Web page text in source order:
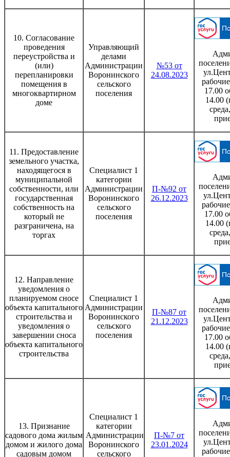
10. Согласование
проведения
переустройства и
(или)
перепланировки
помещения в
многоквартирном
доме
Управляющий
делами
Администрации
Воронинского
сельского
поселения
№53 от
24.08.2023
17.00
14.00
11. Предоставление
земельного участка,
находящегося в
муниципальной
собственности, или
государственная
собственность на
который не
разграничена, на
торгах
Специалист 1
категории
Администрации
Воронинского
сельского
поселения
П-№92 от
26.12.2023
17.00
14.00
12. Направление
уведомления о
планируемом сносе
объекта капитального
строительства и
уведомления о
завершении сноса
объекта капитального
строительства
Специалист 1
Администрации
Воронинского
сельского
поселения
П-№87 от
21.12.2023
17.00
14.00
13. Признание
садового дома жилым
домом и жилого дома
садовым домом
Специалист 1
категории
Администрации
Воронинского
сельского
П-№7 от
23.01.2024